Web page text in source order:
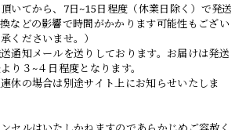
いてから、7日~15日程度（休業日除く）で発送
などの影響で時間がかかります可能性もござい
くださいませ。）
通知メールを送りしております。お届けは発送
り３~４日程度となります。
休の場合は別途サイト上にお知らせいたしま